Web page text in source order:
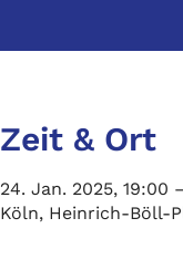
Zeit & Ort
24. Jan. 2025, 19:00
Köln, Heinrich-Böll-